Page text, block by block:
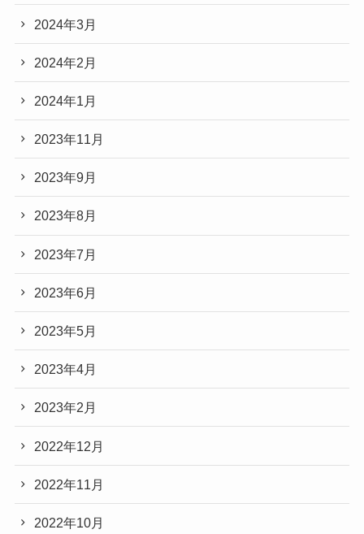
2024年3月
2024年2月
2024年1月
2023年11月
2023年9月
2023年8月
2023年7月
2023年6月
2023年5月
2023年4月
2023年2月
2022年12月
2022年11月
2022年10月